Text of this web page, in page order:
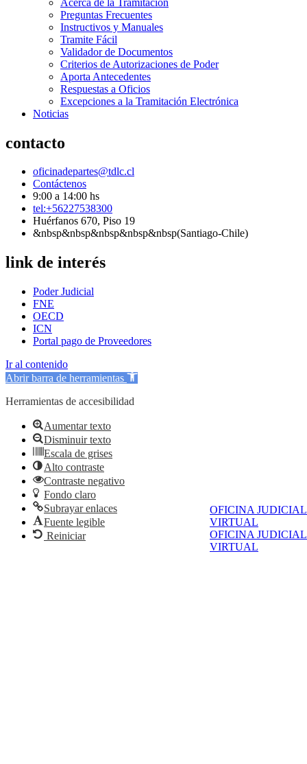
OFICINA JUDICIAL
VIRTUAL
OFICINA JUDICIAL
VIRTUAL
Preguntas Frecuentes
Instructivos y Manuales
Tramite Fácil
Validador de Documentos
Criterios de Autorizaciones de Poder
Aporta Antecedentes
Respuestas a Oficios
Excepciones a la Tramitación Electrónica
Noticias
contacto
oficinadepartes@tdlc.cl
Contáctenos
9:00 a 14:00 hs
tel:+56227538300
Huérfanos 670, Piso 19
&nbsp&nbsp&nbsp&nbsp&nbsp(Santiago-Chile)
link de interés
Poder Judicial
FNE
OECD
ICN
Portal pago de Proveedores
Ir al contenido
Abrir barra de herramientas
Herramientas de accesibilidad
Aumentar texto
Disminuir texto
Escala de grises
Alto contraste
Contraste negativo
Fondo claro
Subrayar enlaces
Fuente legible
Reiniciar